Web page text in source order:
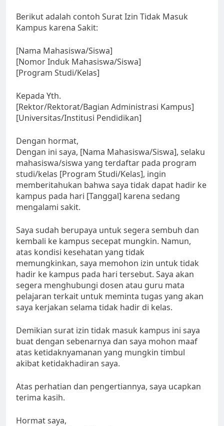
Berikut adalah contoh Surat Izin Tidak Masuk
Kampus karena Sakit:
[Nama Mahasiswa/Siswa]
[Nomor Induk Mahasiswa/Siswa]
[Program Studi/Kelas]
Kepada Yth.
[Rektor/Rektorat/Bagian Administrasi Kampus]
[Universitas/Institusi Pendidikan]
Dengan hormat,
Dengan ini saya, [Nama Mahasiswa/Siswa], selaku
mahasiswa/siswa yang terdaftar pada program
studi/kelas [Program Studi/Kelas], ingin
memberitahukan bahwa saya tidak dapat hadir ke
kampus pada hari [Tanggal] karena sedang
mengalami sakit.
Saya sudah berupaya untuk segera sembuh dan
kembali ke kampus secepat mungkin. Namun,
atas kondisi kesehatan yang tidak
memungkinkan, saya memohon izin untuk tidak
hadir ke kampus pada hari tersebut. Saya akan
segera menghubungi dosen atau guru mata
pelajaran terkait untuk meminta tugas yang akan
saya kerjakan selama tidak hadir di kelas.
Demikian surat izin tidak masuk kampus ini saya
buat dengan sebenarnya dan saya mohon maaf
atas ketidaknyamanan yang mungkin timbul
akibat ketidakhadiran saya.
Atas perhatian dan pengertiannya, saya ucapkan
terima kasih.
Hormat saya,